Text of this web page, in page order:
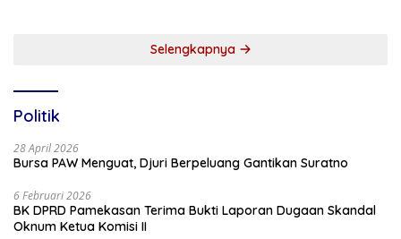
Selengkapnya
Politik
28 April 2026
Bursa PAW Menguat, Djuri Berpeluang Gantikan Suratno
6 Februari 2026
BK DPRD Pamekasan Terima Bukti Laporan Dugaan Skandal
Oknum Ketua Komisi II